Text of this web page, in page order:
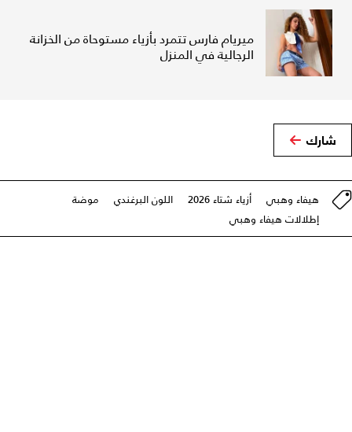
ميريام فارس تتمرد بأزياء مستوحاة من الخزانة
الرجالية في المنزل
شارك
هيفاء وهبي أزياء شتاء 2026 اللون البرغندي
موضة
إطلالات هيفاء وهبي